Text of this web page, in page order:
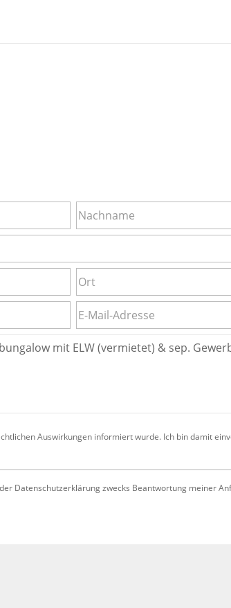
Auswirkungen informiert wurde. Ich bin damit
Datenschutzerklärung zwecks Beantwortung meiner